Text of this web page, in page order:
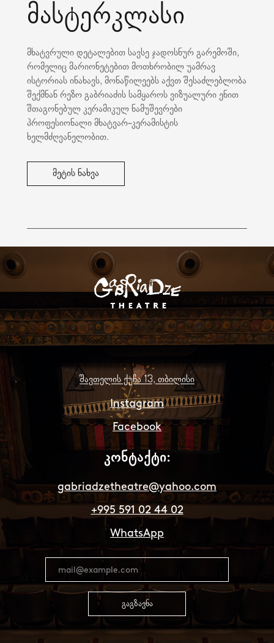
მასტერკლასი
მხატვრული დეტალებით სავსე ჯადოსნურ გარემოში,
რომელიც მარიონეტებით მოთხრობილ უამრავ
ისტორიას ინახავს, მონაწილეებს აქვთ შესაძლებლობა
შექმნან რეზო გაბრიაძის სამყაროს ვიზუალური ენით
შთაგონებულ კერამიკულ ნამუშევრები
პროფესიონალი მხატვარ-კერამისტის
ხელმძღვანელობით.
მეტის ნახვა
შავთელის ქუჩა 13, თბილისი
კონტაქტი:
+995 591 02 44 02
gabriadzetheatre@yahoo.com
Instagram
Facebook
WhatsApp
გაგზავნა